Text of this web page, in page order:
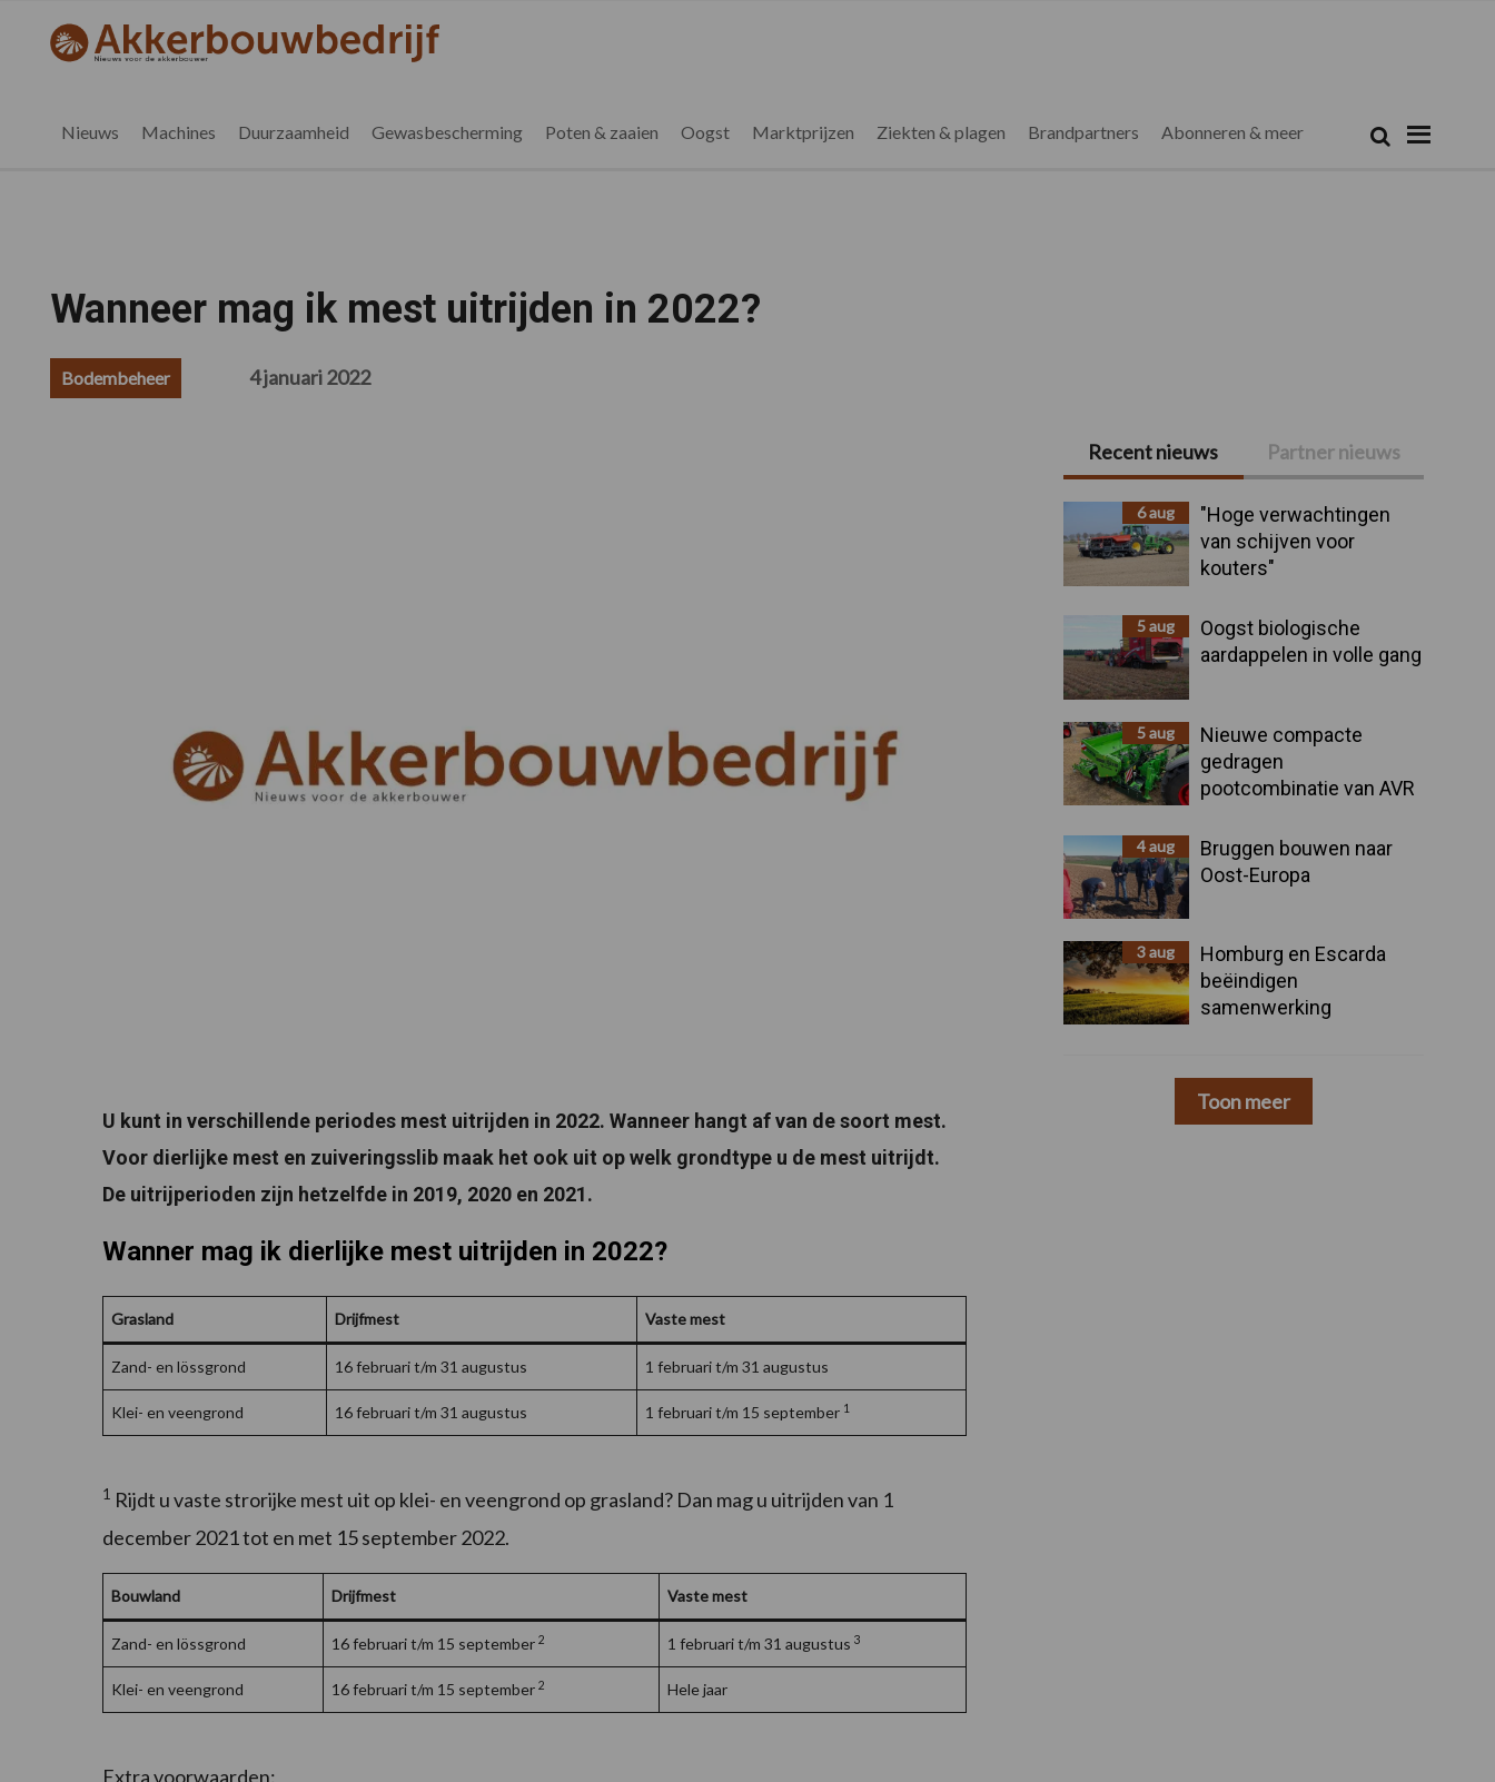
hoofdnavigatie
eerste
voettekst
akkerbouwbedrijf.nl
Nieuws Machines Duurzaamheid Gewasbescherming Poten & zaaien Oogst Marktprijzen Ziekten & plagen Brandpartners Abonneren & meer Zoek
Wanneer mag ik mest uitrijden in 2022?
Bodembeheer 4 januari 2022
U kunt in verschillende periodes mest uitrijden in 2022. Wanneer hangt af van de soort mest.
Voor dierlijke mest en zuiveringsslib maak het ook uit op welk grondtype u de mest uitrijdt.
De uitrijperioden zijn hetzelfde in 2019, 2020 en 2021.
Wanner mag ik dierlijke mest uitrijden in 2022?
Grasland Drijfmest Vaste mest
Zand- en lössgrond 16 februari t/m 31 augustus 1 februari t/m 31 augustus
Klei- en veengrond 16 februari t/m 31 augustus 1 februari t/m 15 september 1
1 Rijdt u vaste strorijke mest uit op klei- en veengrond op grasland? Dan mag u uitrijden van 1
december 2021 tot en met 15 september 2022.
Bouwland Drijfmest Vaste mest
Zand- en lössgrond 16 februari t/m 15 september 2 1 februari t/m 31 augustus 3
Klei- en veengrond 16 februari t/m 15 september 2 Hele jaar
Extra voorwaarden:
Primaire
Sidebar
Recent nieuws Partner nieuws
6 aug
"Hoge verwachtingen
van schijven voor
kouters"
5 aug
Oogst biologische
aardappelen in volle gang
5 aug
Nieuwe compacte
gedragen
pootcombinatie van AVR
4 aug
Bruggen bouwen naar
Oost-Europa
3 aug
Homburg en Escarda
beëindigen
samenwerking
Toon meer